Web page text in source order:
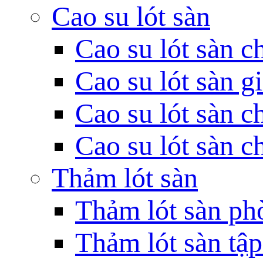
Cao su lót sàn
Cao su lót sàn
Cao su lót sàn
Cao su lót sàn
Cao su lót sàn
Thảm lót sàn
Thảm lót sàn
Thảm lót sàn